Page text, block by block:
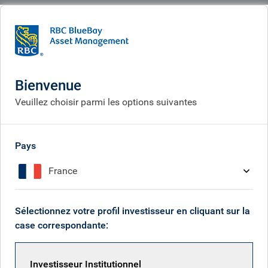
People Sid Chhabra
Bienvenue
Veuillez choisir parmi les options suivantes
Pays
France
Sélectionnez votre profil investisseur en cliquant sur la
case correspondante:
Investisseur Institutionnel